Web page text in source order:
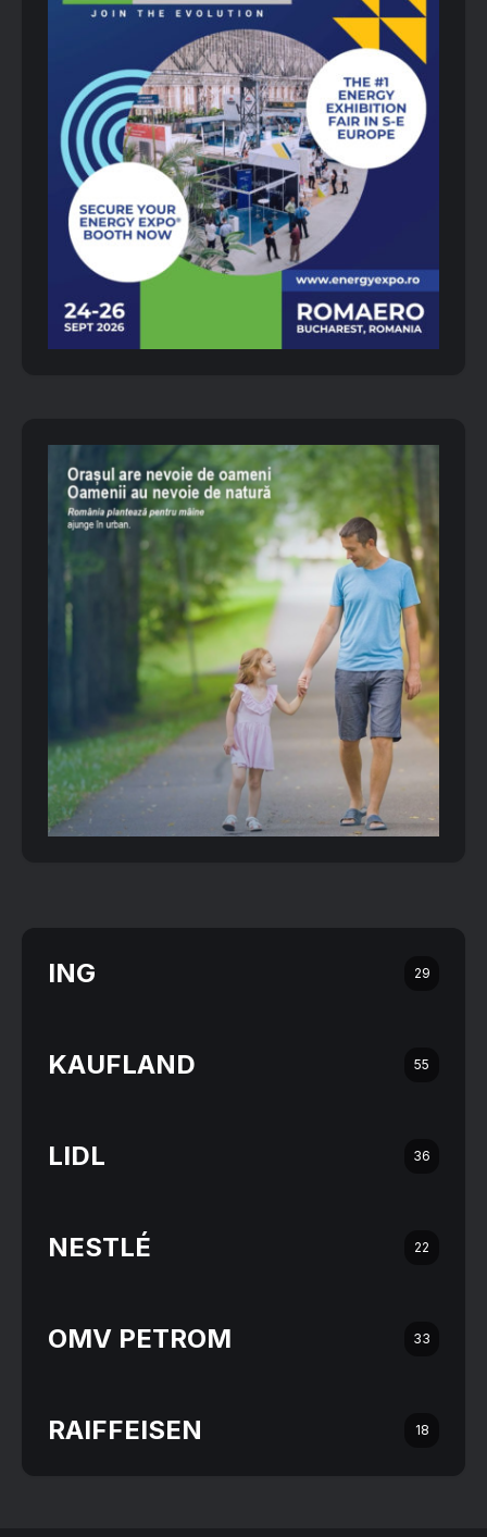
ING 29
KAUFLAND 55
LIDL 36
NESTLÉ 22
OMV PETROM 33
RAIFFEISEN 18